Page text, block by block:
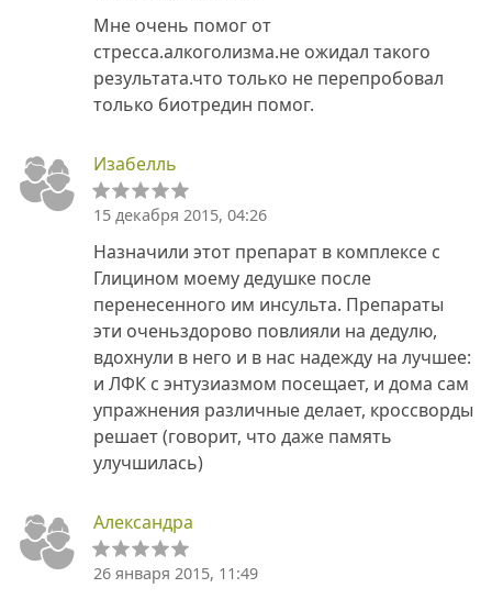
Мне очень помог от
стресса.алкоголизма.не ожидал такого
результата.что только не перепробовал
только биотредин помог.
Изабелль
15 декабря 2015, 04:26
Назначили этот препарат в комплексе с
Глицином моему дедушке после
перенесенного им инсульта. Препараты
эти оченьздорово повлияли на дедулю,
вдохнули в него и в нас надежду на лучшее:
и ЛФК с энтузиазмом посещает, и дома сам
упражнения различные делает, кроссворды
решает (говорит, что даже память
улучшилась)
Александра
26 января 2015, 11:49